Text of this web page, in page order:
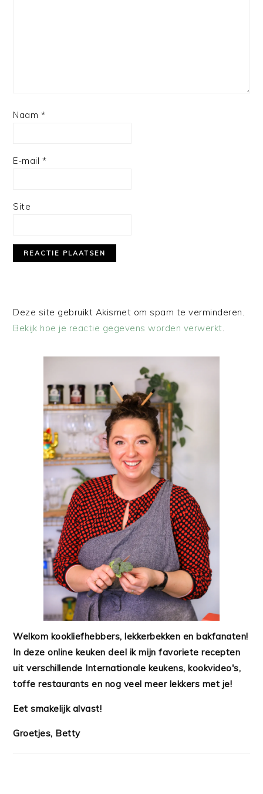
Naam *
E-mail *
Site
Deze site gebruikt Akismet om spam te verminderen.
Bekijk hoe je reactie gegevens worden verwerkt
Welkom kookliefhebbers, lekkerbekken en bakfanaten!
In deze online keuken deel ik mijn favoriete recepten
uit verschillende Internationale keukens, kookvideo's,
toffe restaurants en nog veel meer lekkers met je!
Eet smakelijk alvast!
Groetjes, Betty